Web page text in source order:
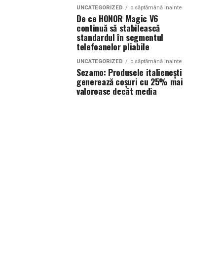
UNCATEGORIZED o săptămână inainte
De ce HONOR Magic V6
continuă să stabilească
standardul în segmentul
telefoanelor pliabile
UNCATEGORIZED o săptămână inainte
Sezamo: Produsele italienești
generează coșuri cu 25% mai
valoroase decât media